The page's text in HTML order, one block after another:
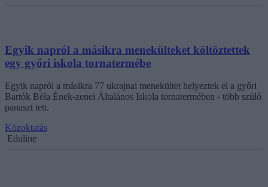
Egyik napról a másikra menekülteket költöztettek
egy győri iskola tornatermébe
Egyik napról a másikra 77 ukrajnai menekültet helyeztek el a győri
Bartók Béla Ének-zenei Általános Iskola tornatermében - több szülő
panaszt tett.
Közoktatás
Eduline